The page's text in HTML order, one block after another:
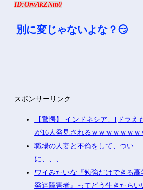
ID:OrvAkZNm0
別に変じゃないよな？😏
スポンサーリンク
【驚愕】 インドネシア、[ドラえ
が16人発見されるｗｗｗｗｗｗｗ
職場の人妻と不倫をして、つい
に、、、
ワイみたいな『勉強だけできる高
発達障害者』ってどう生きたらい